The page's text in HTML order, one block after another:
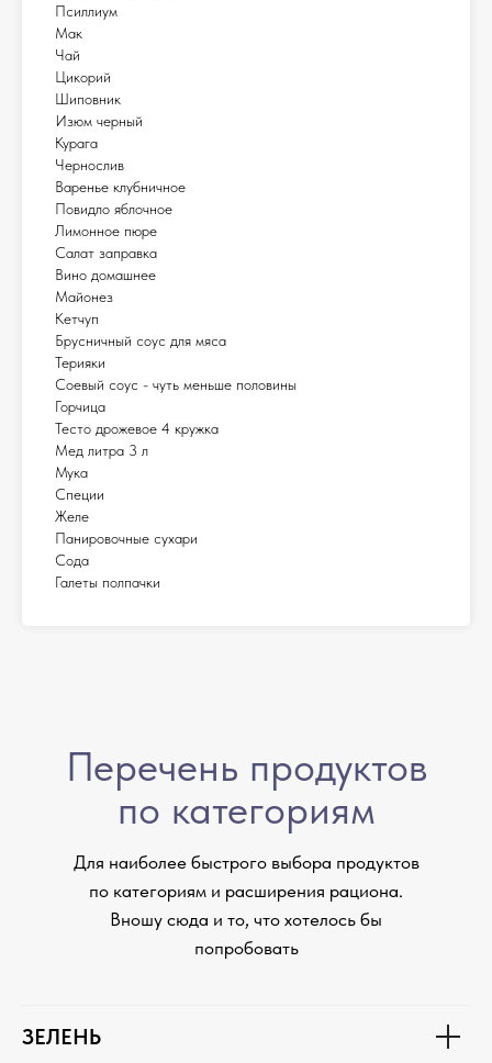
Псиллиум
Мак
Чай
Цикорий
Шиповник
Изюм черный
Курага
Чернослив
Варенье клубничное
Повидло яблочное
Лимонное пюре
Салат заправка
Вино домашнее
Майонез
Кетчуп
Брусничный соус для мяса
Терияки
Соевый соус - чуть меньше половины
Горчица
Тесто дрожевое 4 кружка
Мед литра 3 л
Мука
Специи
Желе
Панировочные сухари
Сода
Галеты полпачки
Перечень продуктов
по категориям
Для наиболее быстрого выбора продуктов
по категориям и расширения рациона.
Вношу сюда и то, что хотелось бы
попробовать
ЗЕЛЕНЬ